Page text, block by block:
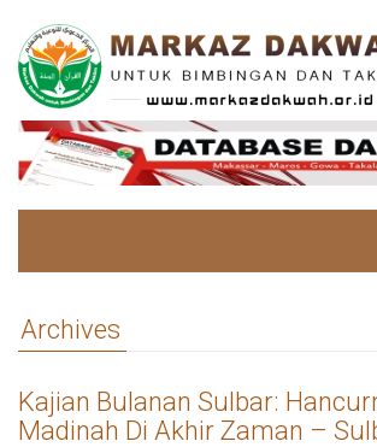
Archives
Kajian Bulanan Sulbar:
Madinah Di Akhir Zaman –